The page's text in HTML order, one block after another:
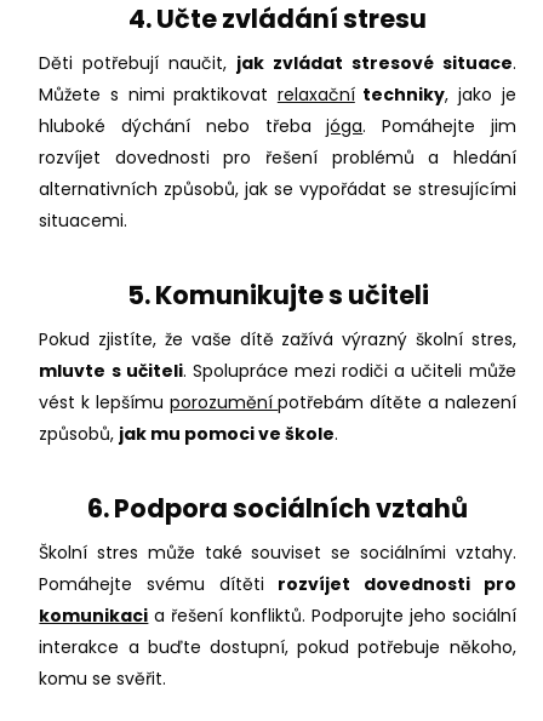
4. Učte zvládání stresu
Děti potřebují naučit, jak zvládat stresové situace.
Můžete s nimi praktikovat relaxačnítechniky, jako je
hluboké dýchání nebo třebajóga. Pomáhejte jim
rozvíjet dovednosti pro řešení problémů a hledání
alternativních způsobů, jak se vypořádat se stresujícími
situacemi.
5. Komunikujte s učiteli
Pokud zjistíte, že vaše dítě zažívá výrazný školní stres,
mluvte s učiteli. Spolupráce mezi rodiči a učiteli může
vést k lepšímu porozuměnípotřebám dítěte a nalezení
způsobů, jak mu pomoci ve škole.
6. Podpora sociálních vztahů
Školní stres může také souviset se sociálními vztahy.
Pomáhejte svému dítěti rozvíjet dovednosti pro
komunikaci a řešení konfliktů. Podporujte jeho sociální
interakce a buďte dostupní, pokud potřebuje někoho,
komu se svěřit.